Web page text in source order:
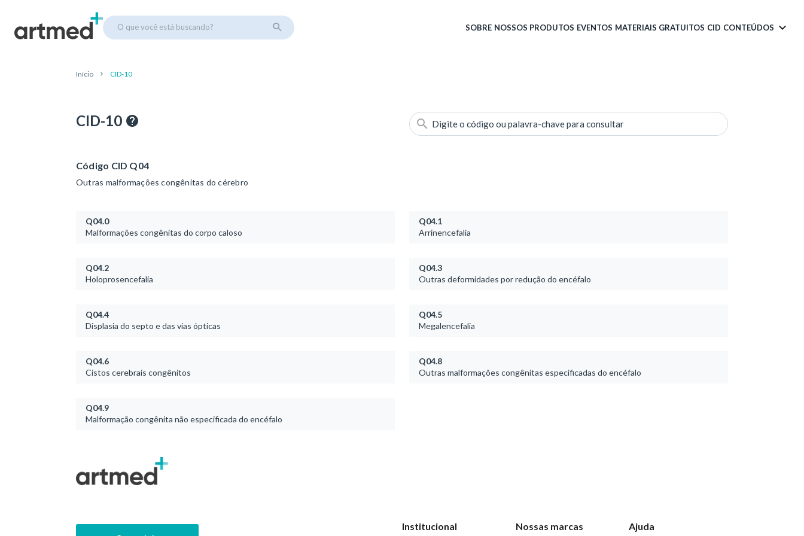
O que você está buscando? SOBRE NOSSOS PRODUTOS EVENTOS MATERIAIS GRATUITOS CID CONTEÚDOS
Início CID-10
CID-10 Digite o código ou palavra-chave para consultar
Código CID Q04
Outras malformações congênitas do cérebro
Q04.0
Malformações congênitas do corpo caloso
Q04.1
Arrinencefalia
Q04.2
Holoprosencefalia
Q04.3
Outras deformidades por redução do encéfalo
Q04.4
Displasia do septo e das vias ópticas
Q04.5
Megalencefalia
Q04.6
Cistos cerebrais congênitos
Q04.8
Outras malformações congênitas especificadas do encéfalo
Q04.9
Malformação congênita não especificada do encéfalo
Institucional Nossas marcas Ajuda